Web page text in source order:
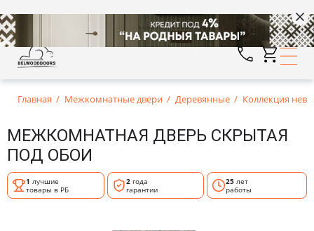
Главная Межкомнатные двери Деревянные Коллекция
МЕЖКОМНАТНАЯ ДВЕРЬ СКРЫТАЯ
ПОД ОБОИ
1 лучшие
товары в РБ
2года
гарантии
25 лет
работы